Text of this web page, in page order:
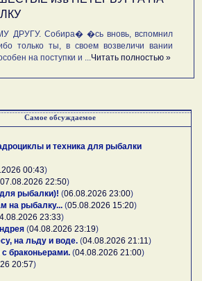
Собира� �сь вновь, вспомнил
только ты, в своем возвеличи вании
на поступки и ... Читать полностью »
Самое обсуждаемое
и техника для рыбалки
00:43)
07.08.2026 22:50)
рыбалки)! (06.08.2026 23:00)
на рыбалку... (05.08.2026 15:20)
23:33)
(04.08.2026 23:19)
на льду и воде. (04.08.2026 21:11 )
браконьерами. (04.08.2026 21:00)
20:57)